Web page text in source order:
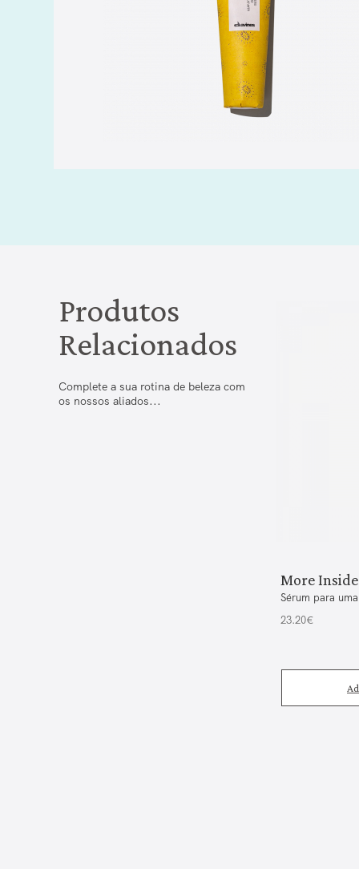
Produtos
Relacionados
Complete a sua rotina de beleza com
os nossos aliados...
More
Sérum para
23.20€